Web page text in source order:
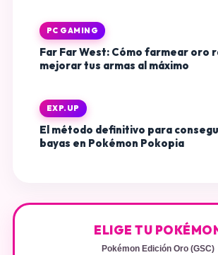
PC GAMING
Far Far West: Cómo farmear oro
mejorar tus armas al máximo
EXP.UP
El método definitivo para
bayas en Pokémon Pokopia
ELIGE TU
Pokémon Edición Oro (GSC)